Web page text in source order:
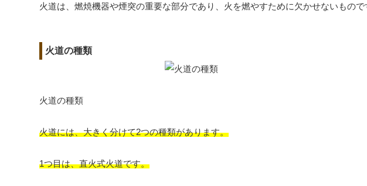
火道は、燃焼機器や煙突の重要な部分であり、火を燃やすために欠かせないもので
火道の種類
火道の種類
火道には、大きく分けて2つの種類があります。
1つ目は、直火式火道です。